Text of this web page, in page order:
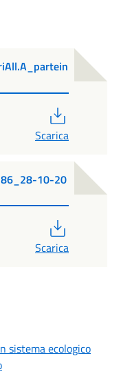
Scarica
10-20
Scarica
sistema ecologico